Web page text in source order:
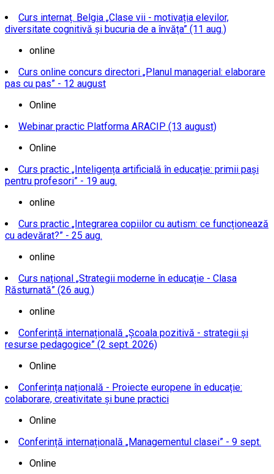
Curs internaț. Belgia „Clase vii - motivația elevilor,
diversitate cognitivă și bucuria de a învăța” (11 aug.)
online
Curs online concurs directori „Planul managerial: elaborare
pas cu pas” - 12 august
Online
Webinar practic Platforma ARACIP (13 august)
Online
Curs practic „Inteligența artificială în educație: primii pași
pentru profesori” - 19 aug.
online
Curs practic „Integrarea copiilor cu autism: ce funcționează
cu adevărat?” - 25 aug.
online
Curs național „Strategii moderne în educație - Clasa
Răsturnată” (26 aug.)
online
Conferință internațională „Școala pozitivă - strategii și
resurse pedagogice” (2 sept. 2026)
Online
Conferința națională - Proiecte europene în educație:
colaborare, creativitate și bune practici
Online
Conferință internațională „Managementul clasei” - 9 sept.
Online